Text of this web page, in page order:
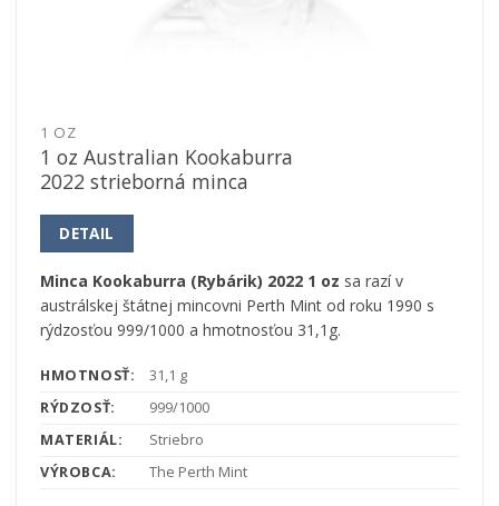
1 OZ
1 oz Australian Kookaburra
2022 strieborná minca
DETAIL
Minca Kookaburra (Rybárik) 2022 1 oz sa razí v
austrálskej štátnej mincovni Perth Mint od roku 1990 s
rýdzosťou 999/1000 a hmotnosťou 31,1g.
HMOTNOSŤ:
31,1 g
RÝDZOSŤ:
999/1000
MATERIÁL:
Striebro
VÝROBCA:
The Perth Mint